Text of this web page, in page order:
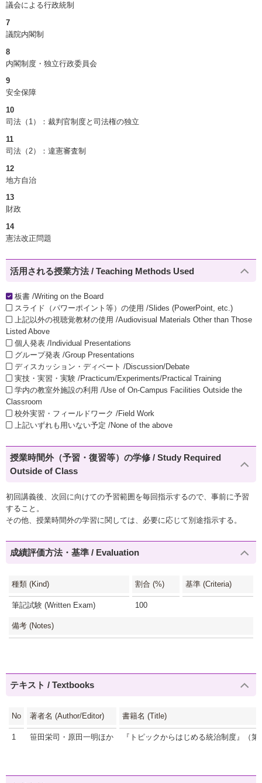
議会による行政統制
7
議院内閣制
8
内閣制度・独立行政委員会
9
安全保障
10
司法（1）：裁判官制度と司法権の独立
11
司法（2）：違憲審査制
12
地方自治
13
財政
14
憲法改正問題
活用される授業方法 / Teaching Methods Used
板書 /Writing on the Board
スライド（パワーポイント等）の使用 /Slides (PowerPoint, etc.)
上記以外の視聴覚教材の使用 /Audiovisual Materials Other than Those
Listed Above
個人発表 /Individual Presentations
グループ発表 /Group Presentations
ディスカッション・ディベート /Discussion/Debate
実技・実習・実験 /Practicum/Experiments/Practical Training
学内の教室外施設の利用 /Use of On-Campus Facilities Outside the
Classroom
校外実習・フィールドワーク /Field Work
上記いずれも用いない予定 /None of the above
授業時間外（予習・復習等）の学修 / Study Required
Outside of Class
初回講義後、次回に向けての予習範囲を毎回指示するので、事前に予習
すること。
その他、授業時間外の学習に関しては、必要に応じて別途指示する。
成績評価方法・基準 / Evaluation
種類 (Kind) 割合 (%) 基準 (Criteria)
筆記試験 (Written Exam) 100
備考 (Notes)
テキスト / Textbooks
No 著者名 (Author/Editor) 書籍名 (Title)
1 笹田栄司・原田一明ほか 『トピックからはじめる統治制度』（第